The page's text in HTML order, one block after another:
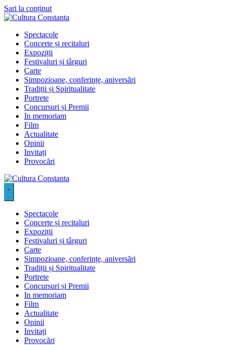
Sari la conținut
Spectacole
Concerte și recitaluri
Expoziții
Festivaluri și târguri
Carte
Simpozioane, conferințe, aniversări
Tradiții și Spiritualitate
Portrete
Concursuri și Premii
In memoriam
Film
Actualitate
Opinii
Invitați
Provocări
Spectacole
Concerte și recitaluri
Expoziții
Festivaluri și târguri
Carte
Simpozioane, conferințe, aniversări
Tradiții și Spiritualitate
Portrete
Concursuri și Premii
In memoriam
Film
Actualitate
Opinii
Invitați
Provocări